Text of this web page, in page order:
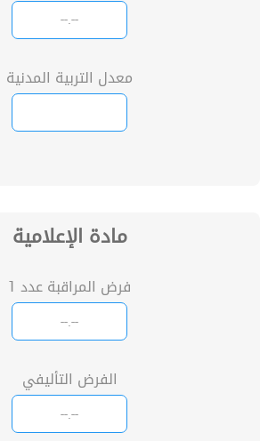
معدل التربية المدنية
مادة الإعلامية
فرض المراقبة عدد 1
الفرض التأليفي